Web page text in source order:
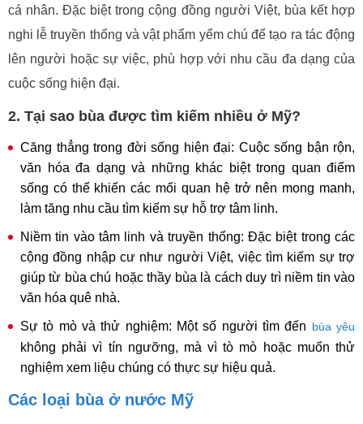
cá nhân. Đặc biệt trong cộng đồng người Việt, bùa kết hợp
nghi lễ truyền thống và vật phẩm yểm chú để tạo ra tác động
lên người hoặc sự việc, phù hợp với nhu cầu đa dạng của
cuộc sống hiện đại.
2. Tại sao bùa được tìm kiếm nhiều ở Mỹ?
Căng thẳng trong đời sống hiện đại: Cuộc sống bận rộn,
văn hóa đa dạng và những khác biệt trong quan điểm
sống có thể khiến các mối quan hệ trở nên mong manh,
làm tăng nhu cầu tìm kiếm sự hỗ trợ tâm linh.
Niềm tin vào tâm linh và truyền thống: Đặc biệt trong các
cộng đồng nhập cư như người Việt, việc tìm kiếm sự trợ
giúp từ bùa chú hoặc thầy bùa là cách duy trì niềm tin vào
văn hóa quê nhà.
Sự tò mò và thử nghiệm: Một số người tìm đến bùa yêu
không phải vì tín ngưỡng, mà vì tò mò hoặc muốn thử
nghiệm xem liệu chúng có thực sự hiệu quả.
Các loại bùa ở nước Mỹ